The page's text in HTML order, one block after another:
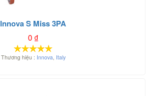
Innova S Miss 3PA
0₫
Thương hiệu : Innova, Italy